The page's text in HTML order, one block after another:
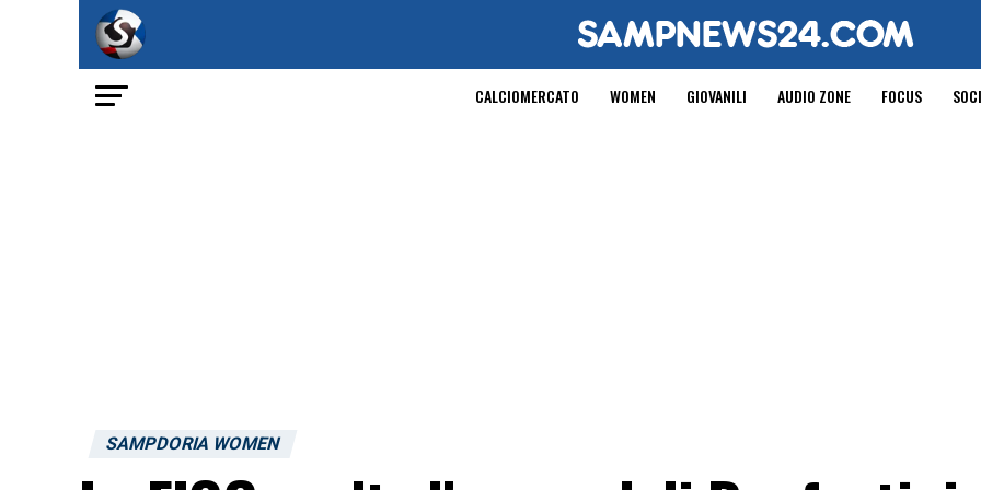
CALCIOMERCATO WOMEN GIOVANILI AUDIO ZONE FOCUS
SAMPDORIA WOMEN